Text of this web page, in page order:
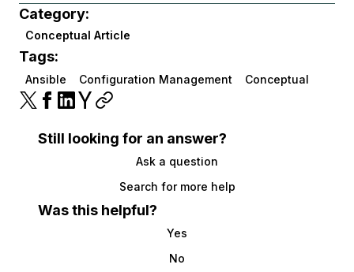
Category:
Conceptual Article
Tags:
Ansible Configuration Management Conceptual
Still looking for an answer?
Ask a question
Search for more help
Was this helpful?
Yes
No